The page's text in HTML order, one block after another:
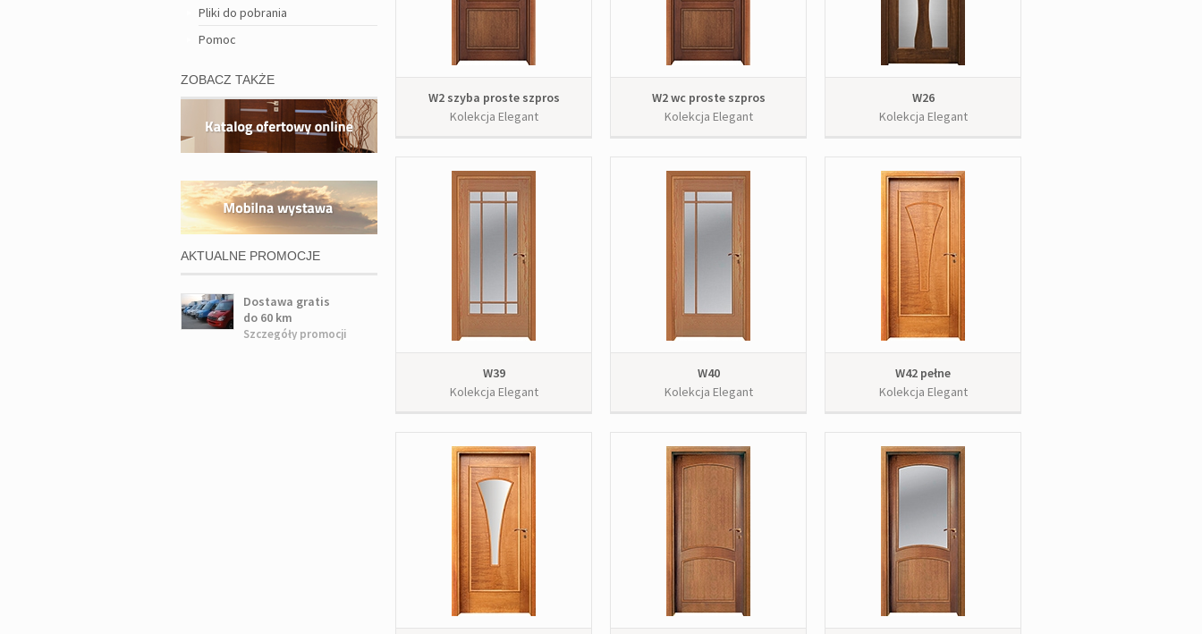
Pliki do pobrania
Pomoc
ZOBACZ TAKŻE
AKTUALNE PROMOCJE
Dostawa gratis
do 60 km
Szczegóły promocji
W2 szyba proste szpros
Kolekcja Elegant
W2 wc proste szpros
Kolekcja Elegant
W26
Kolekcja Elegant
W39
Kolekcja Elegant
W40
Kolekcja Elegant
W42 pełne
Kolekcja Elegant